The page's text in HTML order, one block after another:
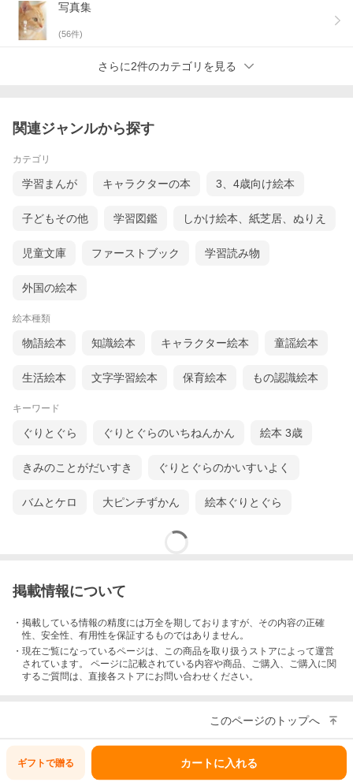
写真集
(56件)
さらに2件のカテゴリを見る
関連ジャンルから探す
カテゴリ
学習まんが キャラクターの本 3、4歳向け絵本
子どもその他 学習図鑑 しかけ絵本、紙芝居、ぬりえ
児童文庫 ファーストブック 学習読み物
外国の絵本
絵本種類
物語絵本 知識絵本 キャラクター絵本 童謡絵本
生活絵本 文字学習絵本 保育絵本 もの認識絵本
キーワード
ぐりとぐら ぐりとぐらのいちねんかん 絵本 3歳
きみのことがだいすき ぐりとぐらのかいすいよく
バムとケロ 大ピンチずかん 絵本ぐりとぐら
掲載情報について
・掲載している情報の精度には万全を期しておりますが、その内容の正確
性、安全性、有用性を保証するものではありません。
・現在ご覧になっているページは、この商品を取り扱うストアによって運営
されています。 ページに記載されている内容や商品、ご購入 、ご購入に関
するご質問は、直接各ストアにお問い合わせください。
このページのトップへ
ギフトで贈る カートに入れる